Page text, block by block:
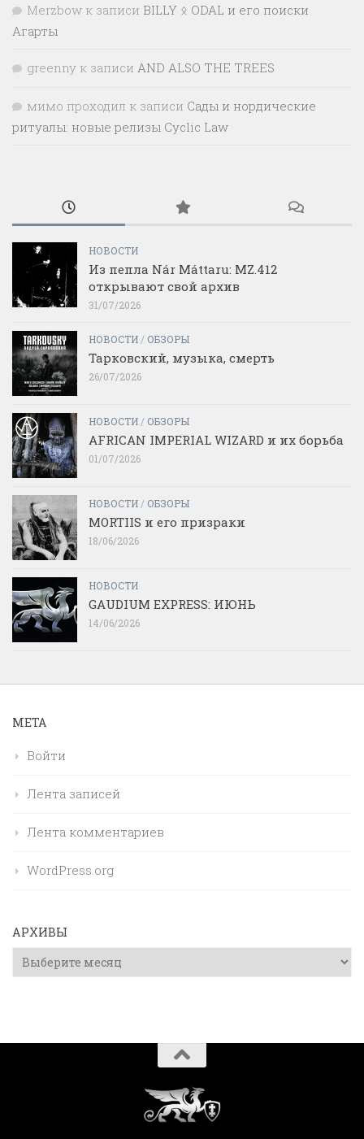
Merzbow к записи BILLY ᛟ ODAL и его поиски
Агарты
greenny к записи AND ALSO THE TREES
мимо проходил к записи Сады и нордические
ритуалы: новые релизы Cyclic Law
НОВОСТИ
Из пепла Nár Máttaru: MZ.412
открывают свой архив
31/07/2026
НОВОСТИ / ОБЗОРЫ
Тарковский, музыка, смерть
26/07/2026
НОВОСТИ / ОБЗОРЫ
AFRICAN IMPERIAL WIZARD и их борьба
01/07/2026
НОВОСТИ / ОБЗОРЫ
MORTIIS и его призраки
18/06/2026
НОВОСТИ
GAUDIUM EXPRESS: ИЮНЬ
14/06/2026
МЕТА
Войти
Лента записей
Лента комментариев
WordPress.org
АРХИВЫ
Архивы